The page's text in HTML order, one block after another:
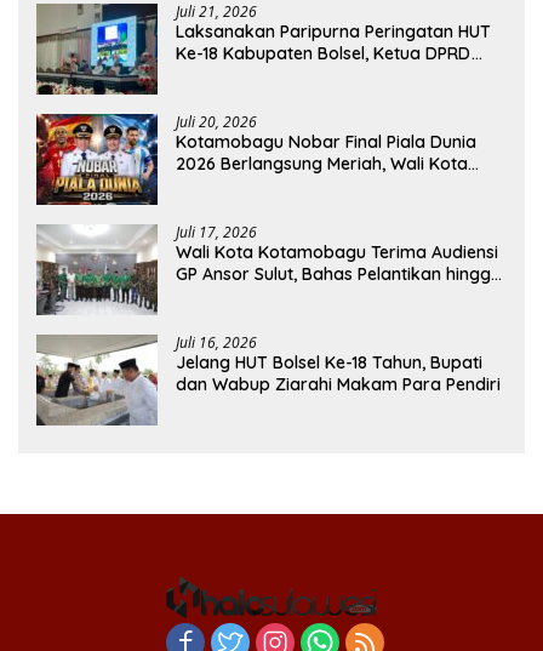
Juli 21, 2026
Laksanakan Paripurna Peringatan HUT
Ke-18 Kabupaten Bolsel, Ketua DPRD
Juli 20, 2026
Kotamobagu Nobar Final Piala Dunia
2026 Berlangsung Meriah, Wali Kota
Juli 17, 2026
Wali Kota Kotamobagu Terima Audiensi
GP Ansor Sulut, Bahas Pelantikan hingga
Juli 16, 2026
Jelang HUT Bolsel Ke-18 Tahun, Bupati
dan Wabup Ziarahi Makam Para Pendiri